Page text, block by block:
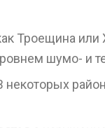
Троещина
шумо- и